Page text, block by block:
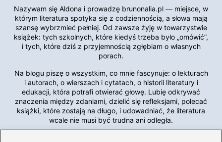
Nazywam się Aldona i prowadzę brunonalia.pl — miejsce, w
którym literatura spotyka się z codziennością, a słowa mają
szansę wybrzmieć pełniej. Od zawsze żyję w towarzystwie
książek: tych szkolnych, które kiedyś trzeba było „omówić”,
i tych, które dziś z przyjemnością zgłębiam o własnych
porach.
Na blogu piszę o wszystkim, co mnie fascynuje: o lekturach
i autorach, o wierszach i cytatach, o historii literatury i
edukacji, która potrafi otwierać głowę. Lubię odkrywać
znaczenia między zdaniami, dzielić się refleksjami, polecać
książki, które zostają na długo, i udowadniać, że literatura
wcale nie musi być trudna ani odległa.